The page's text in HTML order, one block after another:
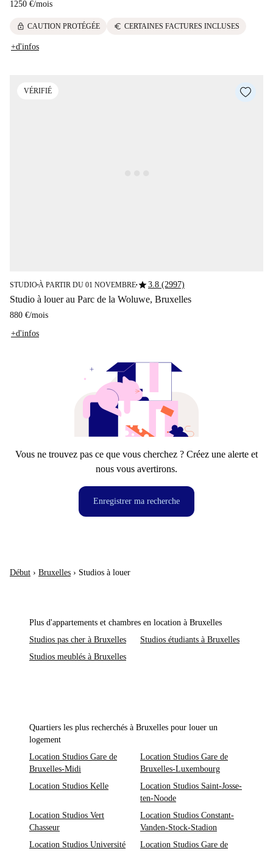
1250 €/mois
lock CAUTION PROTÉGÉE euro CERTAINES FACTURES INCLUSES
+d'infos
VÉRIFIÉ
STUDIO■À PARTIR DU 01 NOVEMBRE■star3.8 (2997)
Studio à louer au Parc de la Woluwe, Bruxelles
880 €/mois
+d'infos
Vous ne trouvez pas ce que vous cherchez ? Créez une alerte et
nous vous avertirons.
Enregistrer ma recherche
Début › Bruxelles › Studios à louer
Plus d'appartements et chambres en location à Bruxelles
Studios pas cher à Bruxelles
Studios étudiants à Bruxelles
Studios meublés à Bruxelles
Quartiers les plus recherchés à Bruxelles pour louer un
logement
Location Studios Gare de
Bruxelles-Midi
Location Studios Gare de
Bruxelles-Luxembourg
Location Studios Kelle
Location Studios Saint-Josse-
ten-Noode
Location Studios Vert
Chasseur
Location Studios Constant-
Vanden-Stock-Stadion
Location Studios Université
Location Studios Gare de